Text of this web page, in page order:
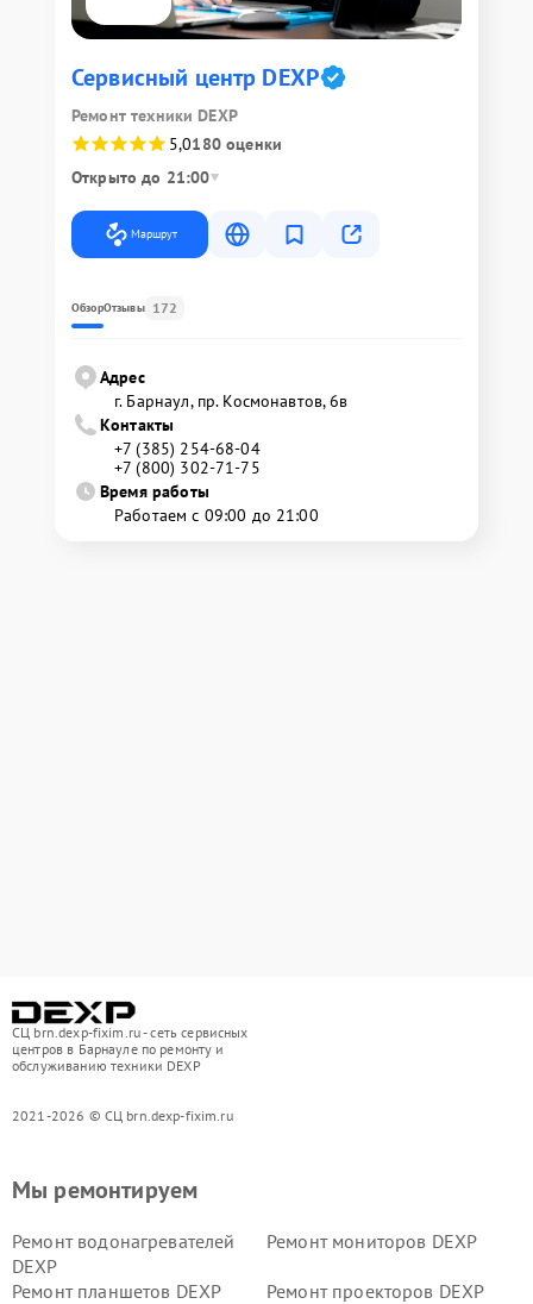
Сервисный центр DEXP
Ремонт техники DEXP
5,0180 оценки
Открыто до 21:00
Маршрут
ОбзорОтзывы 172
Адрес
г. Барнаул, ​пр. Космонавтов, 6в
Контакты
+7 (385) 254-68-04
+7 (800) 302-71-75
Время работы
Работаем с 09:00 до 21:00
СЦ brn.dexp-fixim.ru - сеть сервисных
центров в Барнауле по ремонту и
обслуживанию техники DEXP
2021-2026 © СЦ brn.dexp-fixim.ru
Мы ремонтируем
Ремонт водонагревателей
DEXP
Ремонт мониторов DEXP
Ремонт планшетов DEXP
Ремонт проекторов DEXP